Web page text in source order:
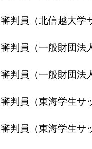
員（北信越大学サ
員（一般財団法人
員（一般財団法人
員（東海学生サッ
（東海学生サッ